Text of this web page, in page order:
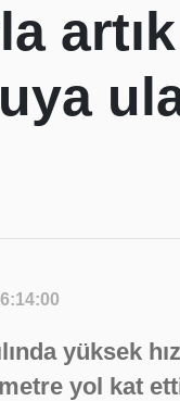
artık
yüksek
yol kat